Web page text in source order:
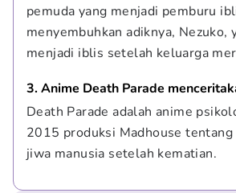
pemuda yang menjadi pemburu
menyembuhkan adiknya, Nezuko,
menjadi iblis setelah keluarga
3. Anime Death Parade
Death Parade adalah anime
2015 produksi Madhouse tentang
jiwa manusia setelah kematian.